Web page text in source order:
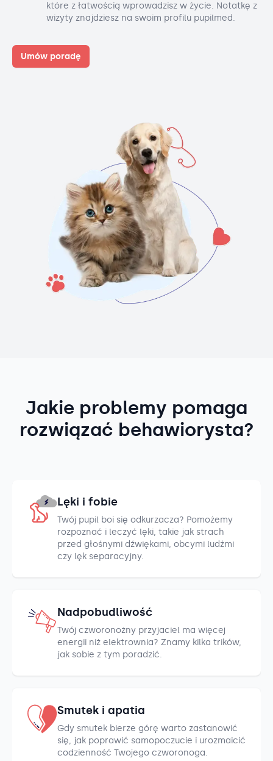
które z łatwością wprowadzisz w życie. Notatkę z
wizyty znajdziesz na swoim profilu pupilmed.
Umów poradę
Jakie problemy pomaga
rozwiązać behawiorysta?
Lęki i fobie
Twój pupil boi się odkurzacza? Pomożemy
rozpoznać i leczyć lęki, takie jak strach
przed głośnymi dźwiękami, obcymi ludźmi
czy lęk separacyjny.
Nadpobudliwość
Twój czworonożny przyjaciel ma więcej
energii niż elektrownia? Znamy kilka trików,
jak sobie z tym poradzić.
Smutek i apatia
Gdy smutek bierze górę warto zastanowić
się, jak poprawić samopoczucie i urozmaicić
codzienność Twojego czworonoga.